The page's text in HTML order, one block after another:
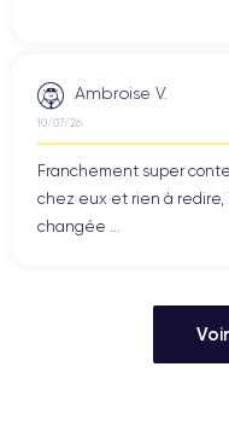
Ambroise V.
10/07/26
Franchement super
chez eux et rien à
changée ...